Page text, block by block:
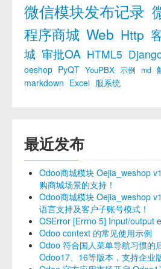
微信模块发布记录
程序商城 Web Http
城 审批OA HTML5
oeshop PyQT YouPBX 示例 md
markdown Excel 服系统
最近发布
Odoo商城模块 Oejia_weshop
购商城场景的支持！
Odoo商城模块 Oejia_weshop
语言支持及客户子账号模式！
OSError [Errno 5] Input/output
Odoo context 的常见使用示例
Odoo 符合国人菜单导航习惯的
Odoo17、16等版本，支持企业